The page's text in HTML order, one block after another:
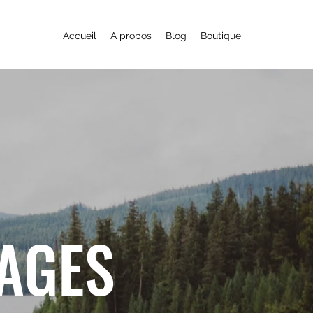
Accueil A propos Blog Boutique